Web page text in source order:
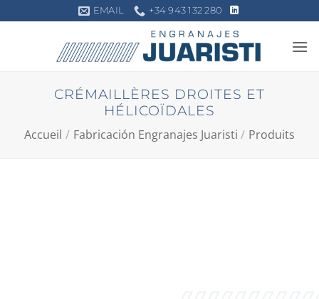
au
EMAIL +34 943 132 280
CRÉMAILLÈRES DROITES ET
HÉLICOÏDALES
Accueil / Fabricación Engranajes Juaristi / Produits